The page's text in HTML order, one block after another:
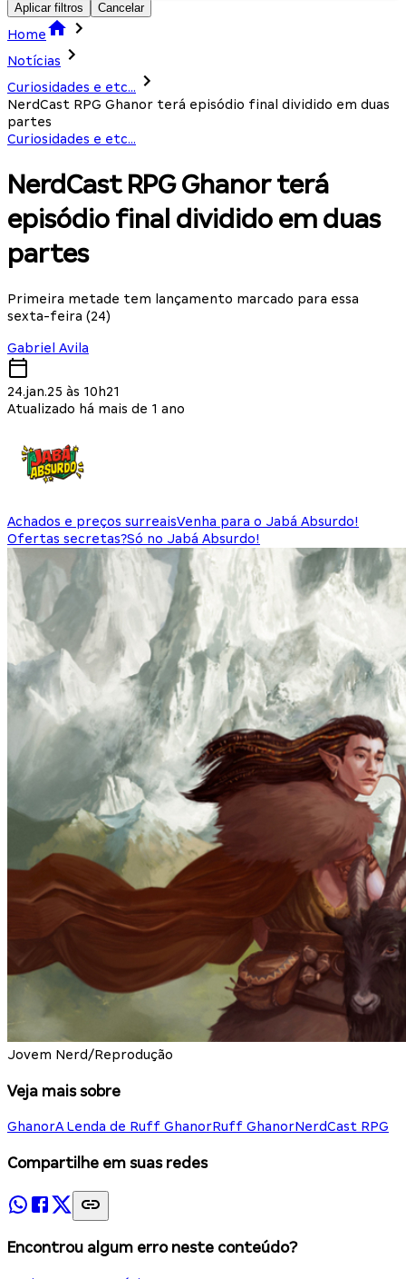
Aplicar filtros Cancelar
Home
Notícias
Curiosidades e etc...
NerdCast RPG Ghanor terá episódio final dividido em duas
partes
Curiosidades e etc...
NerdCast RPG Ghanor terá
episódio final dividido em duas
partes
Primeira metade tem lançamento marcado para essa
sexta-feira (24)
Gabriel Avila
24.jan.25 às 10h21
Atualizado há mais de 1 ano
Achados e preços surreaisVenha para o Jabá Absurdo!
Ofertas secretas?Só no Jabá Absurdo!
Jovem Nerd/Reprodução
Veja mais sobre
GhanorA Lenda de Ruff GhanorRuff GhanorNerdCast RPG
Compartilhe em suas redes
Encontrou algum erro neste conteúdo?